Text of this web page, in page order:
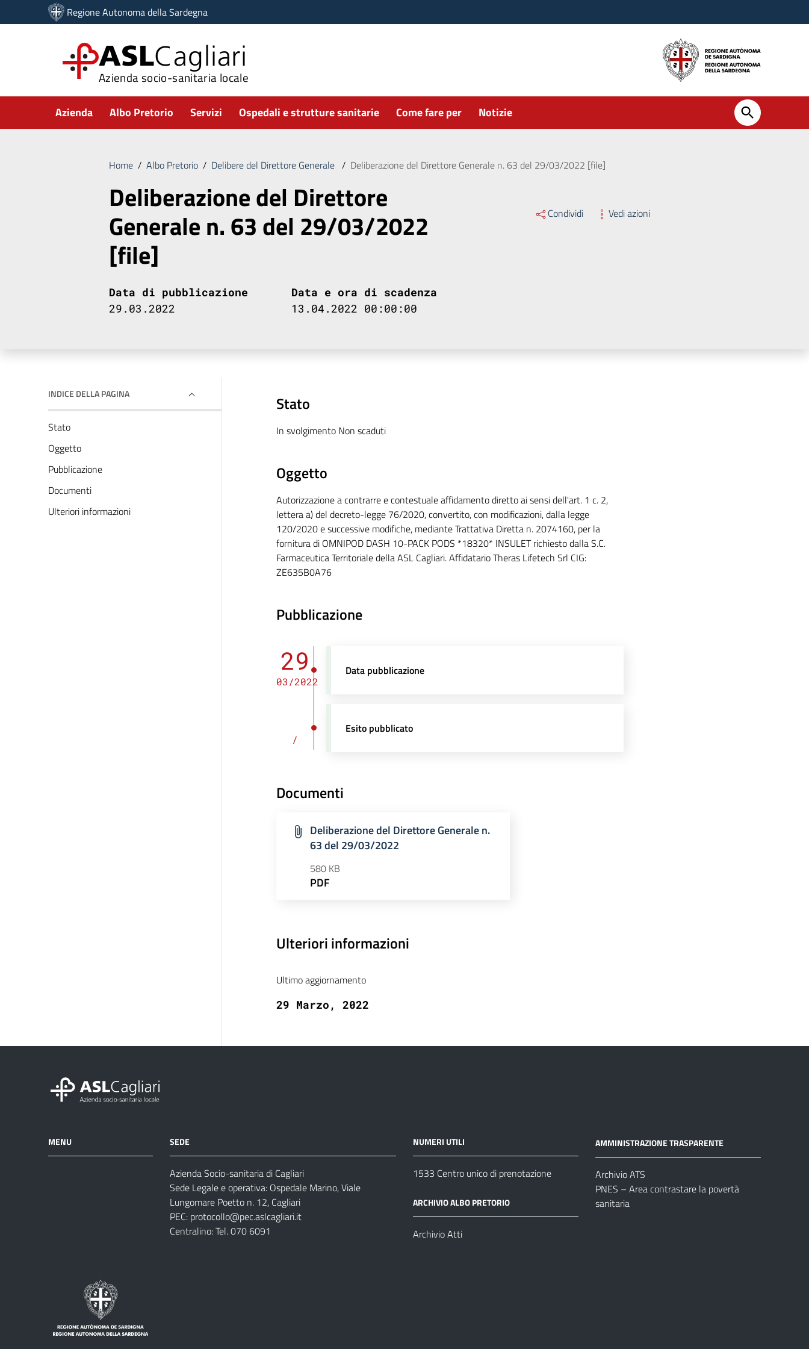
Vai ai contenuti
Vai al menu di navigazione
Regione Autonoma della Sardegna
ASLCagliari
Azienda socio-sanitaria locale
Submenu
Azienda Albo Pretorio Servizi Ospedali e strutture sanitarie Come fare per Notizie
Home / Albo Pretorio / Delibere del Direttore Generale / Deliberazione del Direttore Generale n. 63 del 29/03/2022 [file]
Deliberazione del Direttore
Generale n. 63 del 29/03/2022
[file]
Condividi Vedi azioni
Data di pubblicazione
29.03.2022
Data e ora di scadenza
13.04.2022 00:00:00
INDICE DELLA PAGINA
Stato
Oggetto
Pubblicazione
Documenti
Ulteriori informazioni
Stato
In svolgimento Non scaduti
Oggetto
Autorizzazione a contrarre e contestuale affidamento diretto ai sensi dell'art. 1 c. 2,
lettera a) del decreto-legge 76/2020, convertito, con modificazioni, dalla legge
120/2020 e successive modifiche, mediante Trattativa Diretta n. 2074160, per la
fornitura di OMNIPOD DASH 10-PACK PODS *18320* INSULET richiesto dalla S.C.
Farmaceutica Territoriale della ASL Cagliari. Affidatario Theras Lifetech Srl CIG:
ZE635B0A76
Pubblicazione
29
03/2022
Data pubblicazione
/
Esito pubblicato
Documenti
Deliberazione del Direttore Generale n.
63 del 29/03/2022
580 KB
PDF
Ulteriori informazioni
Ultimo aggiornamento
29 Marzo, 2022
MENU SEDE
Azienda Socio-sanitaria di Cagliari
Sede Legale e operativa: Ospedale Marino, Viale
Lungomare Poetto n. 12, Cagliari
PEC: protocollo@pec.aslcagliari.it
Centralino: Tel. 070 6091
NUMERI UTILI
1533 Centro unico di prenotazione
ARCHIVIO ALBO PRETORIO
Archivio Atti
AMMINISTRAZIONE TRASPARENTE
Archivio ATS
PNES – Area contrastare la povertà
sanitaria